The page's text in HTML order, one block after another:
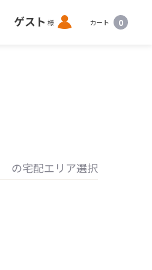
ゲスト 様 ロ
グ
カート 0
の宅配エリア選択